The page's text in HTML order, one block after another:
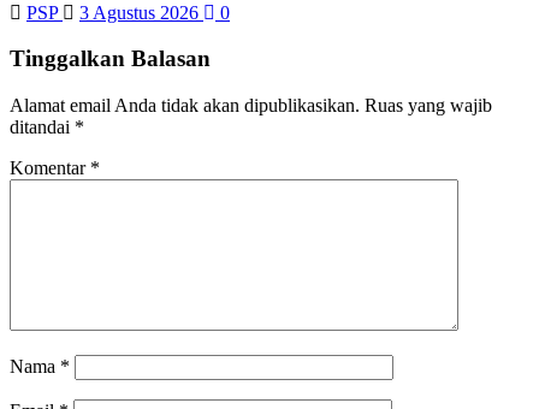
PSP 3 Agustus 2026 0
Tinggalkan Balasan
Alamat email Anda tidak akan dipublikasikan. Ruas yang wajib
ditandai *
Komentar *
Nama *